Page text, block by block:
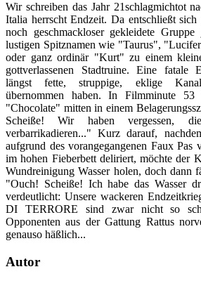
Wir schreiben das Jahr 21schlagmichtot
Italia herrscht Endzeit. Da entschließt sich
noch geschmackloser gekleidete
lustigen Spitznamen wie "Taurus",
oder ganz ordinär "Kurt" zu einem
gottverlassenen Stadtruine. Eine fatale
längst fette, struppige, eklige
übernommen haben. In Filmminute
"Chocolate" mitten in einem
Scheiße! Wir haben vergessen,
verbarrikadieren..." Kurz darauf,
aufgrund des vorangegangenen Faux Pas
im hohen Fieberbett deliriert, möchte der
Wundreinigung Wasser holen, doch dann
"Ouch! Scheiße! Ich habe das Wasser
verdeutlicht: Unsere wackeren
DI TERRORE sind zwar nicht so
Opponenten aus der Gattung Rattus
genauso häßlich...
Autor